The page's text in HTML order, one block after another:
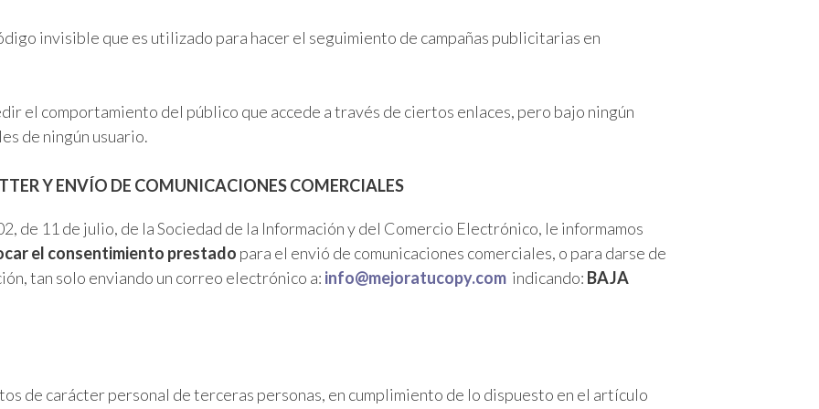
invisible que es utilizado para hacer el seguimiento de campañas publicitarias en
el comportamiento del público que accede a través de ciertos enlaces, pero bajo ningún
de ningún usuario.
Y ENVÍO DE COMUNICACIONES COMERCIALES
de 11 de julio, de la Sociedad de la Información y del Comercio Electrónico, le informamos
el consentimiento prestado para el envió de comunicaciones comerciales, o para darse de
tan solo enviando un correo electrónico a: info@mejoratucopy.com indicando: BAJA
de carácter personal de terceras personas, en cumplimiento de lo dispuesto en el artículo